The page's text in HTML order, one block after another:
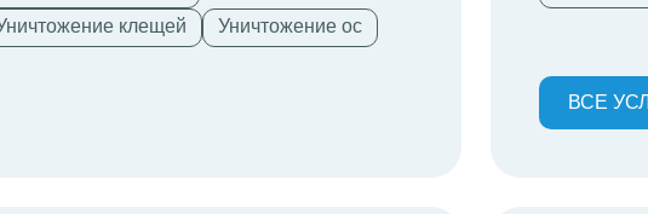
клещей Уничтожение ос
ВСЕ